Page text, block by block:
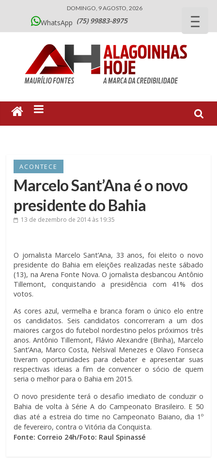
DOMINGO, 9 AGOSTO, 2026
WhatsApp (75) 99883-8975
ACONTECE
Marcelo Sant’Ana é o novo
presidente do Bahia
13 de dezembro de 2014às 19:35
O jornalista Marcelo Sant’Ana, 33 anos, foi eleito o novo
presidente do Bahia em eleições realizadas neste sábado
(13), na Arena Fonte Nova. O jornalista desbancou Antônio
Tillemont, conquistando a presidência com 41% dos
votos.
As cores azul, vermelha e branca foram o único elo entre
os candidatos. Seis candidatos concorreram a um dos
maiores cargos do futebol nordestino pelos próximos três
anos. Antônio Tillemont, Flávio Alexandre (Binha), Marcelo
Sant’Ana, Marco Costa, Nelsival Menezes e Olavo Fonseca
tiveram oportunidades para debater e apresentar suas
respectivas ideias a fim de convencer o sócio de quem
seria o melhor para o Bahia em 2015.
O novo presidente terá o desafio imediato de conduzir o
Bahia de volta à Série A do Campeonato Brasileiro. E 50
dias até a estreia do time no Campeonato Baiano, dia 1º
de fevereiro, contra o Vitória da Conquista.
Fonte: Correio 24h/Foto: Raul Spinassé